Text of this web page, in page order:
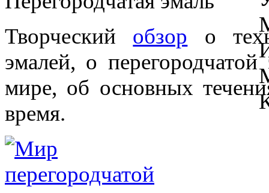
Творческий обзор о
эмалей, о
мире, об основных
время.